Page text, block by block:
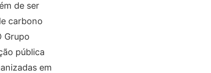
de ser
carbono
Grupo
pública
em